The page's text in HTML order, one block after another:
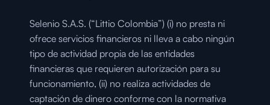
Selenio S.A.S. (“Littio Colombia”) (i) no presta ni
ofrece servicios financieros ni lleva a cabo ningún
tipo de actividad propia de las entidades
financieras que requieren autorización para su
funcionamiento, (ii) no realiza actividades de
captación de dinero conforme con la normativa